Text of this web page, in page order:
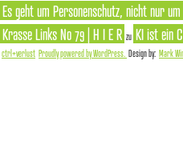
Es geht um Personenschutz, nicht nur
Krasse Links No 79 | H I E R zu KI ist ein
ctrl+verlust Proudly powered by WordPress. Design by: Mark